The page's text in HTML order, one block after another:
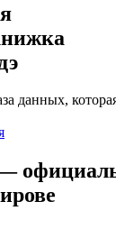
данных,